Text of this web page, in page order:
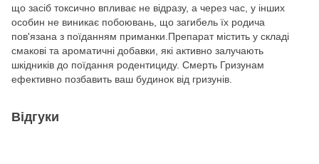
що засіб токсично впливає не відразу, а через час, у інших
особин не виникає побоювань, що загибель їх родича
пов'язана з поїданням приманки.Препарат містить у складі
смакові та ароматичні добавки, які активно залучають
шкідників до поїдання родентициду. Смерть Гризунам
ефективно позбавить ваш будинок від гризунів.
Відгуки